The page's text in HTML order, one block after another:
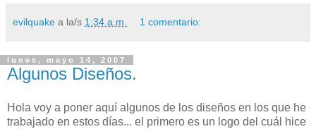
evilquake a la/s 1:34 a.m. 1 comentario:
lunes, mayo 14, 2007
Algunos Diseños.
Hola voy a poner aquí algunos de los diseños en los que he
trabajado en estos días... el primero es un logo del cuál hice